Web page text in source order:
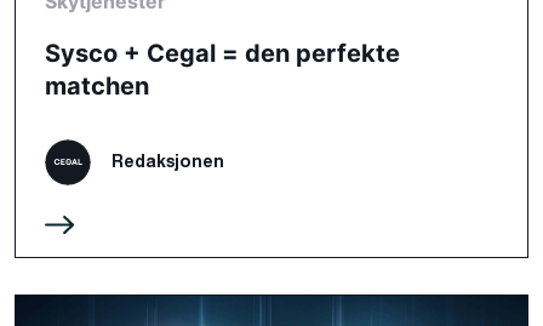
Sysco + Cegal = den perfekte
matchen
Redaksjonen